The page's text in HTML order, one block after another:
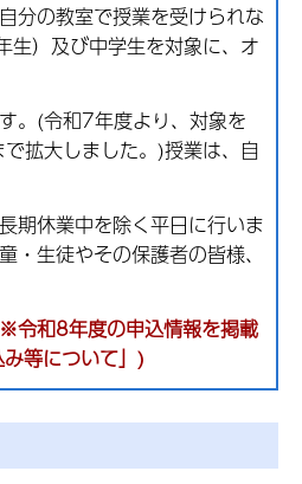
分の教室で授業を受けられな
生）及び中学生を対象に、オ
。(令和7年度より、対象を
拡大しました。)授業は、自
期休業中を除く平日に行いま
・生徒やその保護者の皆様、
※令和8年度の申込情報を掲載
等について」)